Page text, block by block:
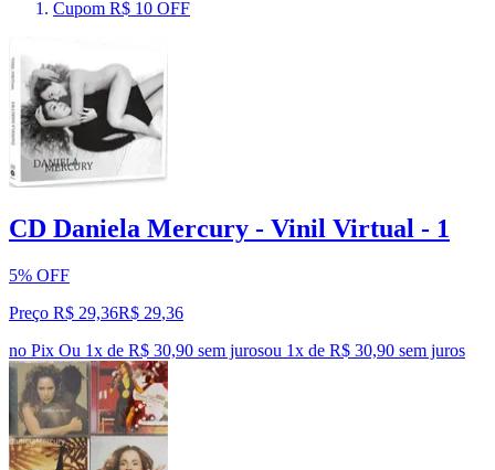
Cupom R$ 10 OFF
CD Daniela Mercury - Vinil Virtual - 1
5% OFF
Preço R$ 29,36R$ 29,36
no Pix Ou 1x de R$ 30,90 sem jurosou 1x de R$ 30,90 sem juros